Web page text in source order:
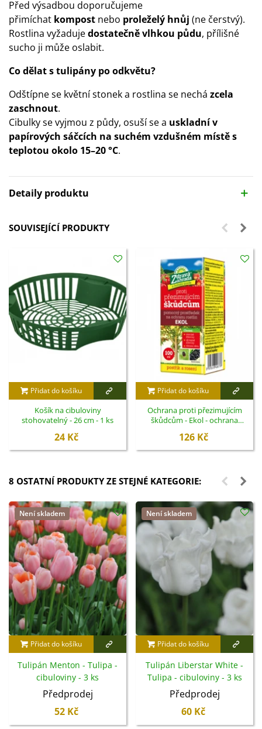
Před výsadbou doporučujeme
přimíchat kompost nebo proleželý hnůj (ne čerstvý).
Rostlina vyžadujedostatečně vlhkou půdu, přílišné
sucho ji může oslabit.
Co dělat s tulipány po odkvětu?
Odštípne se květní stonek a rostlina se nechá zcela
zaschnout.
Cibulky se vyjmou z půdy, osuší se a uskladní v
papírových sáčcích na suchém vzdušném místěs
teplotou okolo 15–20 °C.
Detaily produktu
SOUVISEJÍCÍ PRODUKTY
Přidat do košíku
Košík na cibuloviny
stohovatelný - 26 cm - 1 ks
24 Kč
Přidat do košíku
Ochrana proti přezimujícím
škůdcům - Ekol - ochrana
126 Kč
8 OSTATNÍ PRODUKTY ZE STEJNÉ KATEGORIE:
Není skladem
Přidat do košíku
Tulipán Menton - Tulipa -
cibuloviny - 3 ks
Předprodej
52 Kč
Není skladem
Přidat do košíku
Tulipán Liberstar White -
Tulipa - cibuloviny - 3 ks
Předprodej
60 Kč